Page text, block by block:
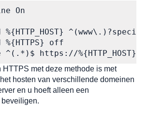
On
%{HTTP_HOST}
%{HTTPS} off
^(.*)$ https://
HTTPS met deze methode is met
hosten van verschillende domeinen
en u hoeft alleen een